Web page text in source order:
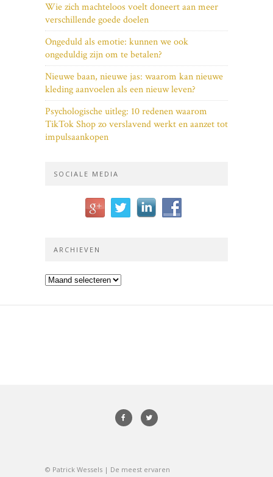
Wie zich machteloos voelt doneert aan meer
verschillende goede doelen
Ongeduld als emotie: kunnen we ook
ongeduldig zijn om te betalen?
Nieuwe baan, nieuwe jas: waarom kan nieuwe
kleding aanvoelen als een nieuw leven?
Psychologische uitleg: 10 redenen waarom
TikTok Shop zo verslavend werkt en aanzet tot
impulsaankopen
SOCIALE MEDIA
ARCHIEVEN
Archieven
© Patrick Wessels | De meest ervaren